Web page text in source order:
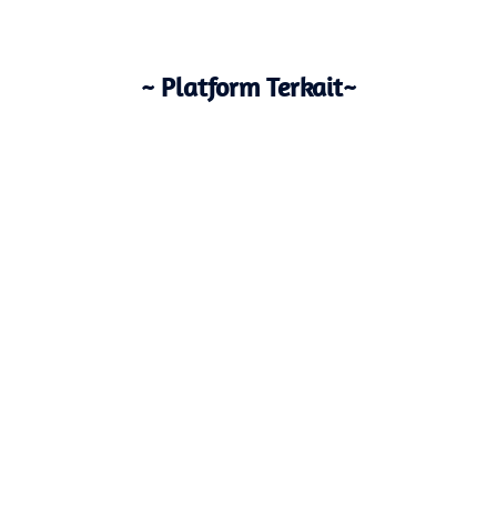
~ Platform Terkait~